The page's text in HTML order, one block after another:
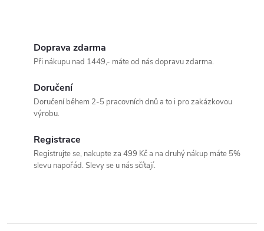
p
Doprava zdarma
Při nákupu nad 1449,- máte od nás dopravu zdarma.
Doručení
Doručení během 2-5 pracovních dnů a to i pro zakázkovou
výrobu.
Registrace
Registrujte se, nakupte za 499 Kč a na druhý nákup máte 5%
slevu napořád. Slevy se u nás sčítají.